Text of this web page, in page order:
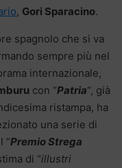
, Gori Sparacino.
spagnolo che si va
sempre più nel
internazionale,
con “Patria“, già
ristampa, ha
una serie di
“Premio Strega
di “illustri